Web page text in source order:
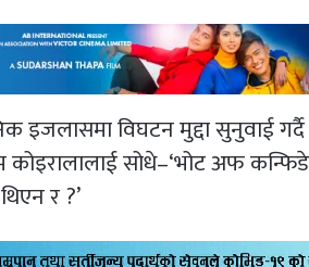
इजलासमा विघटन मुद्दा सुनुवाई गर्दै
कोइरालालाई सोधे–‘भोट अफ
र ?’